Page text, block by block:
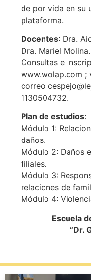
de por vida en su
plataforma.
Docentes: Dra.
Dra. Mariel Molina.
Consultas e
www.wolap.com ;
correo
1130504732.
Plan de estudios:
Módulo 1:
daños.
Módulo 2: Daños
filiales.
Módulo 3:
relaciones de
Módulo 4:
Escuela
“Dr.